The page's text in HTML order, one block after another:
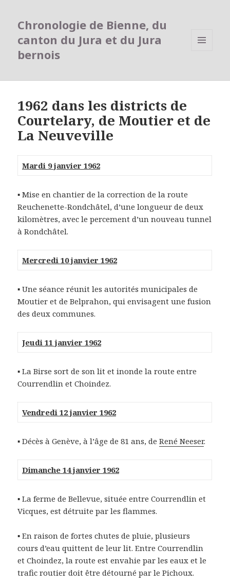
Chronologie de Bienne, du
canton du Jura et du Jura
bernois
1962 dans les districts de
Courtelary, de Moutier et de
La Neuveville
Mardi 9 janvier 1962
▪ Mise en chantier de la correction de la route
Reuchenette-Rondchâtel, d’une longueur de deux
kilomètres, avec le percement d’un nouveau tunnel
à Rondchâtel.
Mercredi 10 janvier 1962
▪ Une séance réunit les autorités municipales de
Moutier et de Belprahon, qui envisagent une fusion
des deux communes.
Jeudi 11 janvier 1962
▪ La Birse sort de son lit et inonde la route entre
Courrendlin et Choindez.
Vendredi 12 janvier 1962
▪ Décès à Genève, à l’âge de 81 ans, deRené Neeser.
Dimanche 14 janvier 1962
▪ La ferme de Bellevue, située entre Courrendlin et
Vicques, est détruite par les flammes.
▪ En raison de fortes chutes de pluie, plusieurs
cours d’eau quittent de leur lit. Entre Courrendlin
et Choindez, la route est envahie par les eaux et le
trafic routier doit être détourné par le Pichoux.